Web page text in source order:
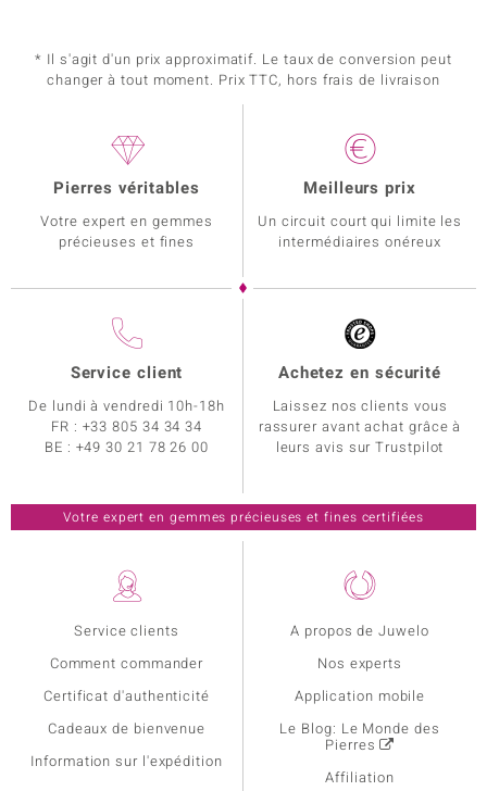
* Il s'agit d'un prix approximatif. Le taux de conversion peut
changer à tout moment. Prix TTC, hors frais de livraison
Service clients
Comment commander
Certificat d'authenticité
Cadeaux de bienvenue
Information sur l'expédition
A propos de Juwelo
Nos experts
Application mobile
Le Blog: Le Monde des
Pierres
Affiliation
Pierres véritables
Votre expert en gemmes
précieuses et fines
Meilleurs prix
Un circuit court qui limite les
intermédiaires onéreux
Service client
De lundi à vendredi 10h-18h
FR : +33 805 34 34 34
BE : +49 30 21 78 26 00
Achetez en sécurité
Laissez nos clients vous
rassurer avant achat grâce à
leurs avis sur Trustpilot
Votre expert en gemmes précieuses et fines certifiées